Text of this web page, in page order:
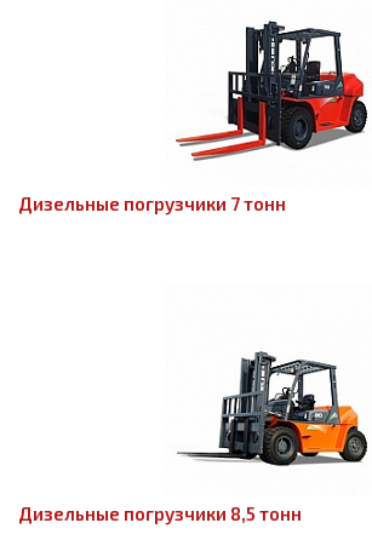
Дизельные погрузчики 7 тонн
Дизельные погрузчики 8,5 тонн